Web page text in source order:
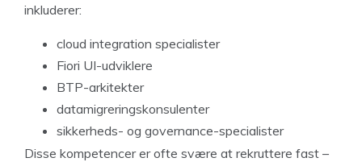
inkluderer:
cloud integration specialister
Fiori UI-udviklere
BTP-arkitekter
datamigreringskonsulenter
sikkerheds- og governance-specialister
Disse kompetencer er ofte svære at rekruttere fast –